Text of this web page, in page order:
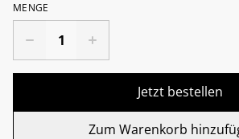
MENGE
Jetzt bestellen
Zum Warenkorb